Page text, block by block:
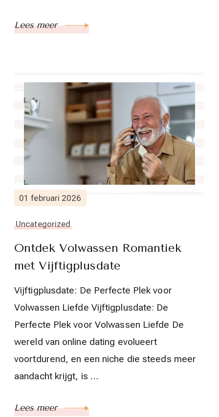
Lees meer
01 februari 2026
Uncategorized
Ontdek Volwassen Romantiek
met Vijftigplusdate
Vijftigplusdate: De Perfecte Plek voor
Volwassen Liefde Vijftigplusdate: De
Perfecte Plek voor Volwassen Liefde De
wereld van online dating evolueert
voortdurend, en een niche die steeds meer
aandacht krijgt, is …
Lees meer